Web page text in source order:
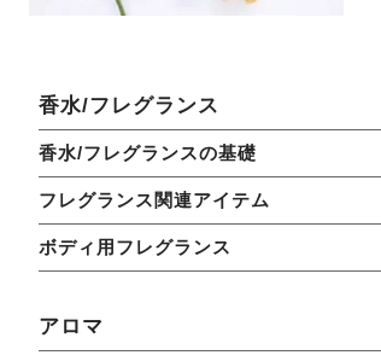
香水/フレグランス
香水/フレグランスの基礎
フレグランス関連アイテム
ボディ用フレグランス
アロマ